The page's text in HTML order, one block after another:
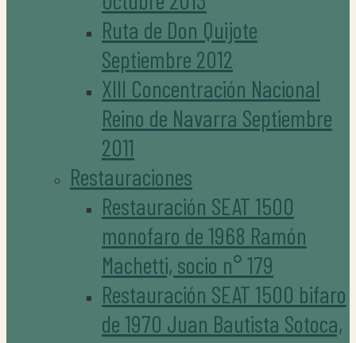
Ruta de Don Quijote
Septiembre 2012
XIII Concentración Nacional
Reino de Navarra Septiembre
2011
Restauraciones
Restauración SEAT 1500
monofaro de 1968 Ramón
Machetti, socio n° 179
Restauración SEAT 1500 bifaro
de 1970 Juan Bautista Sotoca,